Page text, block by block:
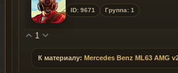
ID: 9671 Группа: 1
1
К материалу: Mercedes Benz ML63 AMG